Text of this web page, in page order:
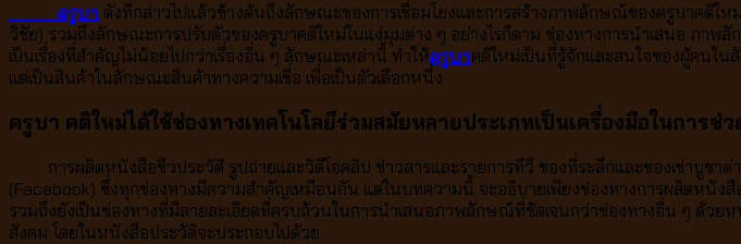
ครูบา ดังที่กล่าวไปแล้วข้างต้นถึงลักษณะของการเชื่อมโยงและการสร้างภาพลักษณ์ของครูบาคติใ
วิชัย) รวมถึงลักษณะการปรับตัวของครูบาคติใหม่ในแง่มุมต่าง ๆ อย่างไรก็ตาม ช่องทางการนำเสนอ ภา
เป็นเรื่องที่สำคัญไม่น้อยไปกว่าเรื่องอื่น ๆ ลักษณะเหล่านี้ ทำให้ครูบาคติใหม่เป็นที่รู้จักและสนใจของผู้คนใน
แต่เป็นสินค้าในลักษณะสินค้าทางความเชื่อ เพื่อเป็นตัวเลือกหนึ่ง
ครูบา คติใหม่ได้ใช้ช่องทางเทคโนโลยีร่วมสมัยหลายประเภทเป็นเครื่องมือในการช่ว
การผลิตหนังสือชีวประวัติ รูปถ่ายและวิดีโอคลิป ข่าวสารและรายการทีวี ของที่ระลึกและของเช่าบูชาต่
(Facebook) ซึ่งทุกช่องทางมีความสำคัญเหมือนกัน แต่ในบทความนี้ จะอธิบายเพียงช่องทางการผลิตหนัง
รวมถึงยังเป็นช่องทางที่มีลายละเอียดที่ครบถ้วนในการนำเสนอภาพลักษณ์ที่ชัดเจนกว่าช่องทางอื่น ๆ ด้ว
สังคม โดยในหนังสือประวัติจะประกอบไปด้วย